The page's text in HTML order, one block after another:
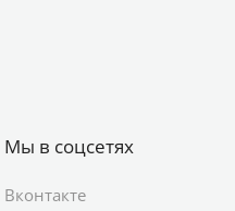
Мы в соцсетях
Вконтакте